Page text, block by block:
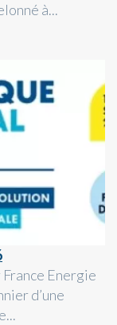
à...
Energie
d’une